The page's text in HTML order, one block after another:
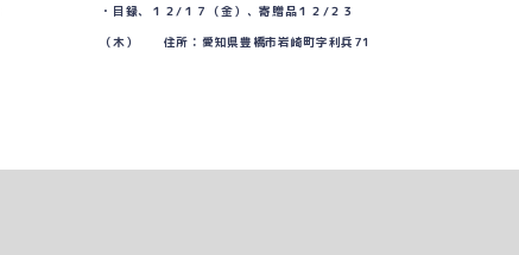
・目録、１２/１７（金）、寄贈品１２/２３
（木） 住所：愛知県豊橋市岩崎町字利兵71